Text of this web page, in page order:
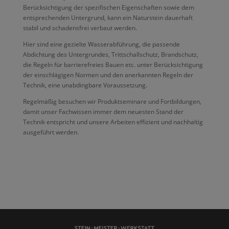
Berücksichtigung der spezifischen Eigenschaften sowie dem
entsprechenden Untergrund, kann ein Naturstein dauerhaft
stabil und schadensfrei verbaut werden.
Hier sind eine gezielte Wasserabführung, die passende
Abdichtung des Untergrundes, Trittschallschutz, Brandschutz,
die Regeln für barrierefreies Bauen etc. unter Berücksichtigung
der einschlägigen Normen und den anerkannten Regeln der
Technik, eine unabdingbare Voraussetzung.
Regelmäßig besuchen wir Produktseminare und Fortbildungen,
damit unser Fachwissen immer dem neuesten Stand der
Technik entspricht und unsere Arbeiten effizient und nachhaltig
ausgeführt werden.